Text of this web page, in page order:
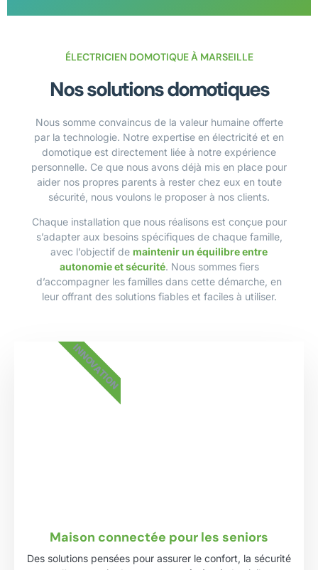
ÉLECTRICIEN DOMOTIQUE À MARSEILLE
Nos solutions domotiques
Nous somme convaincus de la valeur humaine offerte
par la technologie. Notre expertise en électricité et en
domotique est directement liée à notre expérience
personnelle. Ce que nous avons déjà mis en place pour
aider nos propres parents à rester chez eux en toute
sécurité, nous voulons le proposer à nos clients.
Chaque installation que nous réalisons est conçue pour
s’adapter aux besoins spécifiques de chaque famille,
avec l’objectif de maintenir un équilibre entre
autonomie et sécurité. Nous sommes fiers
d’accompagner les familles dans cette démarche, en
leur offrant des solutions fiables et faciles à utiliser.
Maison connectée pour les seniors
Des solutions pensées pour assurer le confort, la sécurité
INNOVATION